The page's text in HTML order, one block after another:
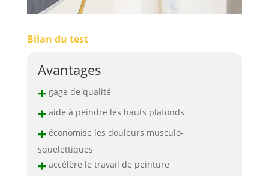
Bilan du test
Avantages
+gage de qualité
+aide à peindre les hauts plafonds
+économise les douleurs musculo-
squelettiques
+accélère le travail de peinture